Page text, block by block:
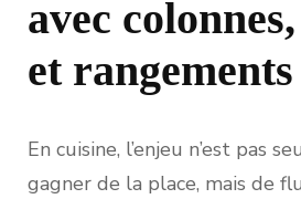
avec
et
En cuisine, l’enjeu n’est pas
gagner de la place, mais de